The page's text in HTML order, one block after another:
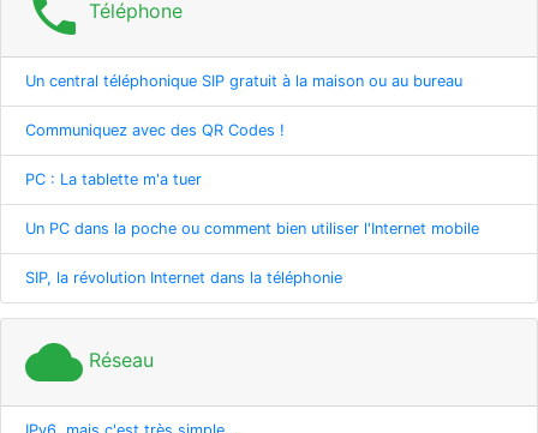
phone Téléphone
Un central téléphonique SIP gratuit à la maison ou au bureau
Communiquez avec des QR Codes !
PC : La tablette m'a tuer
Un PC dans la poche ou comment bien utiliser l'Internet mobile
SIP, la révolution Internet dans la téléphonie
cloud Réseau